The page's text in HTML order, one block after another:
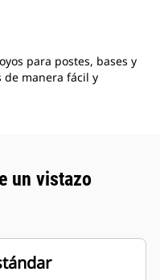
para postes, bases y
de manera fácil y
un vistazo